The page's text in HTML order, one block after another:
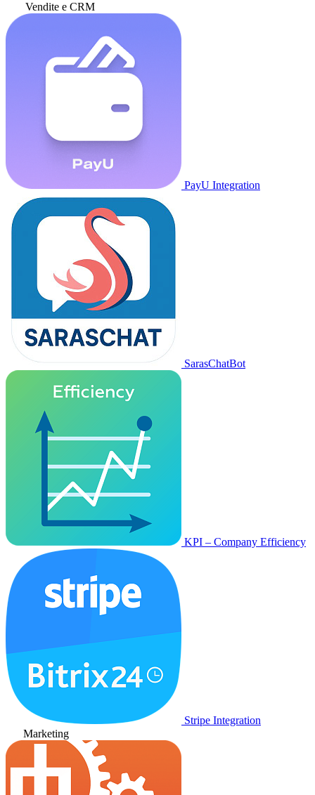
Vendite e CRM
PayU Integration
SarasChatBot
KPI – Company Efficiency
Stripe Integration
Marketing